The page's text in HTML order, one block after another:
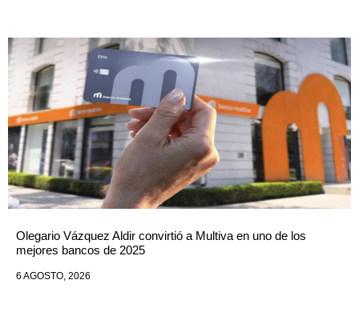
Olegario Vázquez Aldir convirtió a Multiva en uno de los
mejores bancos de 2025
6 AGOSTO, 2026